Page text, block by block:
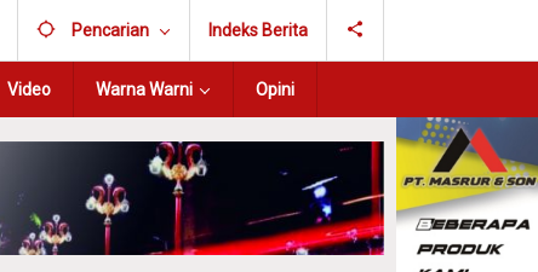
Pencarian Indeks Berita
Video Warna Warni Opini